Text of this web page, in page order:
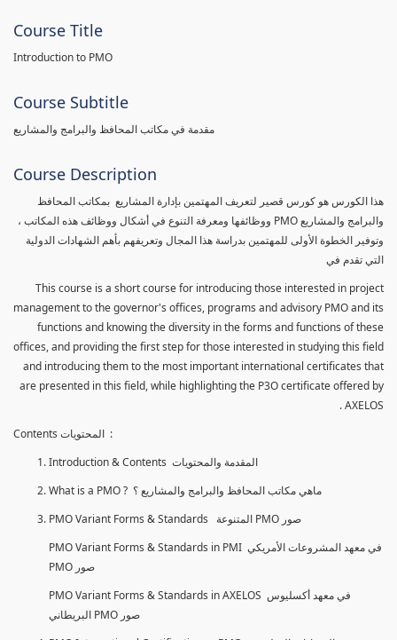
Course Title
Introduction to PMO
Course Subtitle
مقدمة في مكاتب المحافظ والبرامج والمشاريع
Course Description
هذا الكورس هو كورس قصير لتعريف المهتمين بإدارة المشاريع بمكاتب المحافظ
والبرامج والمشاريع PMO ووظائفها ومعرفة التنوع في أشكال ووظائف هذه المكاتب ،
وتوفير الخطوة الأولى للمهتمين بدراسة هذا المجال وتعريفهم بأهم الشهادات الدولية
التي تقدم في
This course is a short course for introducing those interested in project
management to the governor's offices, programs and advisory PMO and its
functions and knowing the diversity in the forms and functions of these
offices, and providing the first step for those interested in studying this field
and introducing them to the most important international certificates that
are presented in this field, while highlighting the P3O certificate offered by
AXELOS .
Contents المحتويات :
Introduction & Contents المقدمة والمحتويات
What is a PMO ? ماهي مكاتب المحافظ والبرامج والمشاريع ؟
PMO Variant Forms & Standards المتنوعة PMO صور
PMO Variant Forms & Standards in PMI في معهد المشروعات الأمريكي
PMO صور
PMO Variant Forms & Standards in AXELOS في معهد أكسليوس
البريطاني PMO صور